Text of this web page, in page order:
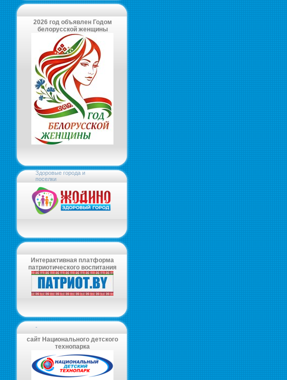
2026 год объявлен Годом
белорусской женщины
Здоровые города и
поселки
Интерактивная платформа
патриотического воспитания
-
сайт Национального детского
технопарка